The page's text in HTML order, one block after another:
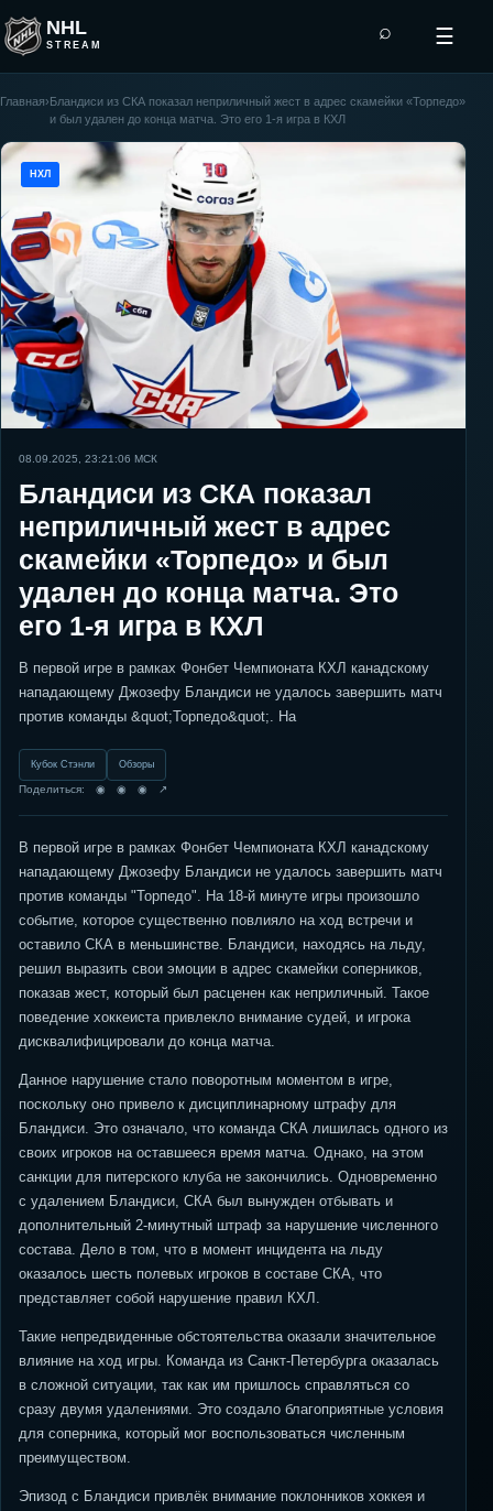
NHL
STREAM
⌕ ☰
Главная›Бландиси из СКА показал неприличный жест в адрес скамейки «Торпедо»
и был удален до конца матча. Это его 1-я игра в КХЛ
НХЛ
08.09.2025, 23:21:06 МСК
Бландиси из СКА показал
неприличный жест в адрес
скамейки «Торпедо» и был
удален до конца матча. Это
его 1-я игра в КХЛ
В первой игре в рамках Фонбет Чемпионата КХЛ канадскому
нападающему Джозефу Бландиси не удалось завершить матч
против команды &quot;Торпедо&quot;. На
Кубок Стэнли Обзоры
Поделиться: ◉ ◉ ◉ ↗
В первой игре в рамках Фонбет Чемпионата КХЛ канадскому
нападающему Джозефу Бландиси не удалось завершить матч
против команды "Торпедо". На 18-й минуте игры произошло
событие, которое существенно повлияло на ход встречи и
оставило СКА в меньшинстве. Бландиси, находясь на льду,
решил выразить свои эмоции в адрес скамейки соперников,
показав жест, который был расценен как неприличный. Такое
поведение хоккеиста привлекло внимание судей, и игрока
дисквалифицировали до конца матча.
Данное нарушение стало поворотным моментом в игре,
поскольку оно привело к дисциплинарному штрафу для
Бландиси. Это означало, что команда СКА лишилась одного из
своих игроков на оставшееся время матча. Однако, на этом
санкции для питерского клуба не закончились. Одновременно
с удалением Бландиси, СКА был вынужден отбывать и
дополнительный 2-минутный штраф за нарушение численного
состава. Дело в том, что в момент инцидента на льду
оказалось шесть полевых игроков в составе СКА, что
представляет собой нарушение правил КХЛ.
Такие непредвиденные обстоятельства оказали значительное
влияние на ход игры. Команда из Санкт-Петербурга оказалась
в сложной ситуации, так как им пришлось справляться со
сразу двумя удалениями. Это создало благоприятные условия
для соперника, который мог воспользоваться численным
преимуществом.
Эпизод с Бландиси привлёк внимание поклонников хоккея и